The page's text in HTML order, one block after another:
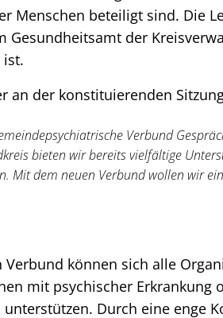
Menschen beteiligt sind. Die
der
an der konstituierenden
Verbund
bieten wir bereits vielfältige
Mit dem neuen Verbund wollen wir
können sich alle
mit psychischer Erkrankung
Durch eine enge